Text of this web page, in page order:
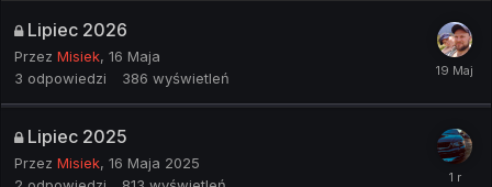
Lipiec 2026
Przez Misiek, 16 Maja
3 odpowiedzi 386 wyświetleń
Lipiec 2025
Przez Misiek, 16 Maja 2025